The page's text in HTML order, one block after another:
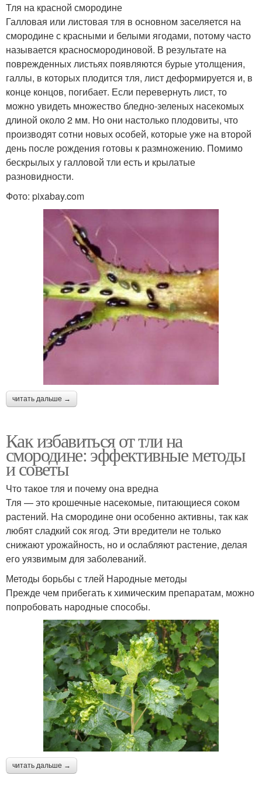
Тля на красной смородине
Галловая или листовая тля в основном заселяется на
смородине с красными и белыми ягодами, потому часто
называется красносмородиновой. В результате на
поврежденных листьях появляются бурые утолщения,
галлы, в которых плодится тля, лист деформируется и, в
конце концов, погибает. Если перевернуть лист, то
можно увидеть множество бледно-зеленых насекомых
длиной около 2 мм. Но они настолько плодовиты, что
производят сотни новых особей, которые уже на второй
день после рождения готовы к размножению. Помимо
бескрылых у галловой тли есть и крылатые
разновидности.
Фото: pixabay.com
читать дальше →
Как избавиться от тли на
смородине: эффективные методы
и советы
Что такое тля и почему она вредна
Тля — это крошечные насекомые, питающиеся соком
растений. На смородине они особенно активны, так как
любят сладкий сок ягод. Эти вредители не только
снижают урожайность, но и ослабляют растение, делая
его уязвимым для заболеваний.
Методы борьбы с тлей Народные методы
Прежде чем прибегать к химическим препаратам, можно
попробовать народные способы.
читать дальше →